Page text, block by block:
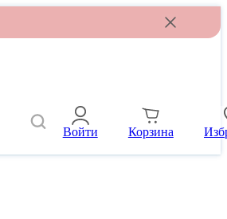
Войти Корзина